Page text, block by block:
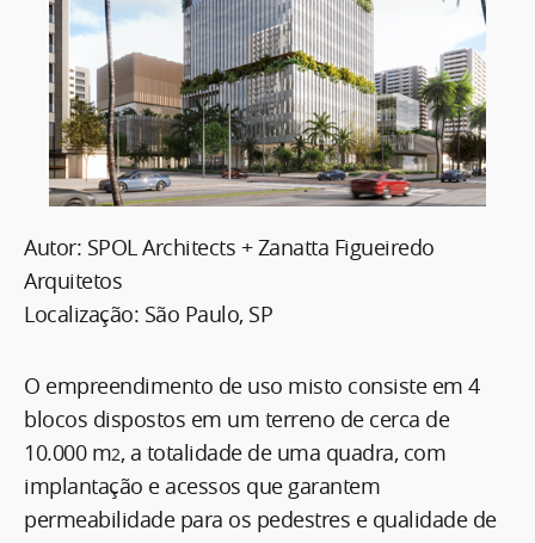
Autor: SPOL Architects + Zanatta Figueiredo
Arquitetos
Localização: São Paulo, SP
O empreendimento de uso misto consiste em 4
blocos dispostos em um terreno de cerca de
10.000 m2, a totalidade de uma quadra, com
implantação e acessos que garantem
permeabilidade para os pedestres e qualidade de